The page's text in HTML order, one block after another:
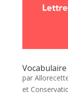
par
et